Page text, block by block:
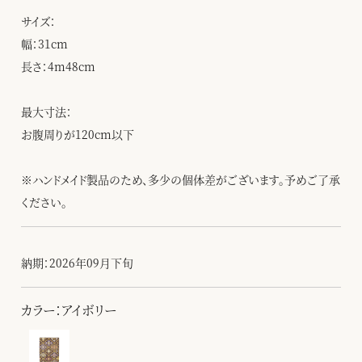
サイズ：
幅：31cm
長さ：4m48cm
最大寸法：
お腹周りが120cm以下
※ハンドメイド製品のため、多少の個体差がございます。予めご了承
ください。
納期：2026年09月下旬
カラー：アイボリー